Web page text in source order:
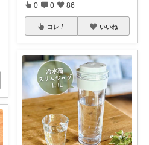
0 0 86
コレ いいね